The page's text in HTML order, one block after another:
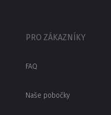
PRO ZÁKAZNÍKY
FAQ
Naše pobočky